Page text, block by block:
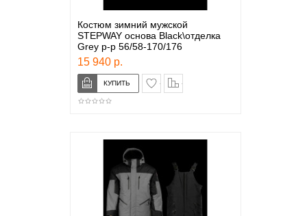
Костюм зимний мужской
STEPWAY основа Black\отделка
Grey р-р 56/58-170/176
15 940 р.
в закладки